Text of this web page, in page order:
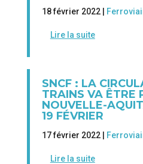
18 février 2022 |
Lire la suite
SNCF : LA
TRAINS VA ÊTRE
NOUVELLE-
19 FÉVRIER
17 février 2022 |
Lire la suite